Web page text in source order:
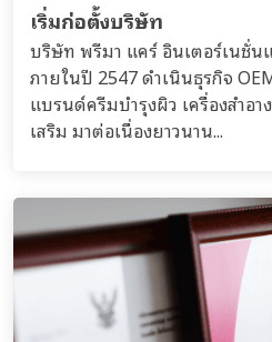
เริ่มก่อตั้งบริษัท
บริษัท พรีมา แคร์ อินเตอร์เนชั่น
ภายในปี 2547 ดำเนินธุรกิจ
แบรนด์ครีมบำรุงผิว เครื่องสำอา
เสริม มาต่อเนื่องยาวนาน...